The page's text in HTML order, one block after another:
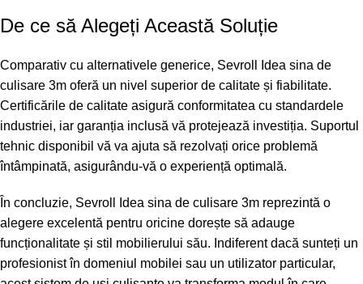
De ce să Alegeți Această Soluție
Comparativ cu alternativele generice, Sevroll Idea sina de
culisare 3m oferă un nivel superior de calitate și fiabilitate.
Certificările de calitate asigură conformitatea cu standardele
industriei, iar garanția inclusă vă protejează investiția. Suportul
tehnic disponibil vă va ajuta să rezolvați orice problemă
întâmpinată, asigurându-vă o experiență optimală.
În concluzie, Sevroll Idea sina de culisare 3m reprezintă o
alegere excelentă pentru oricine dorește să adauge
funcționalitate și stil mobilierului său. Indiferent dacă sunteți un
profesionist în domeniul mobilei sau un utilizator particular,